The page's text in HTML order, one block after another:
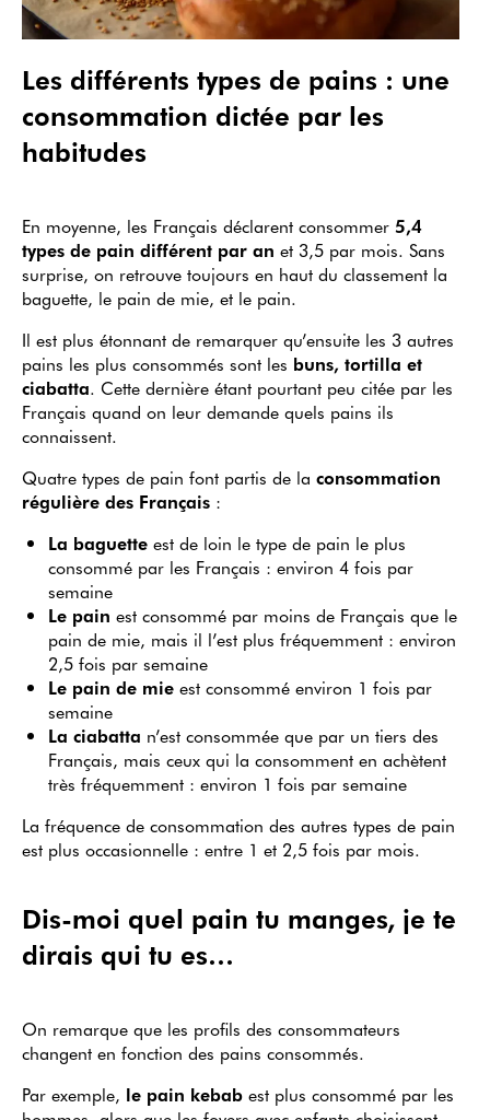
Les différents types de pains : une
consommation dictée par les
habitudes
En moyenne, les Français déclarent consommer 5,4
types de pain différent par an et 3,5 par mois. Sans
surprise, on retrouve toujours en haut du classement la
baguette, le pain de mie, et le pain.
Il est plus étonnant de remarquer qu’ensuite les 3 autres
pains les plus consommés sont les buns, tortilla et
ciabatta. Cette dernière étant pourtant peu citée par les
Français quand on leur demande quels pains ils
connaissent.
Quatre types de pain font partis de la consommation
régulière des Français :
La baguette est de loin le type de pain le plus
consommé par les Français : environ 4 fois par
semaine
Le pain est consommé par moins de Français que le
pain de mie, mais il l’est plus fréquemment : environ
2,5 fois par semaine
Le pain de mie est consommé environ 1 fois par
semaine
La ciabatta n’est consommée que par un tiers des
Français, mais ceux qui la consomment en achètent
très fréquemment : environ 1 fois par semaine
La fréquence de consommation des autres types de pain
est plus occasionnelle : entre 1 et 2,5 fois par mois.
Dis-moi quel pain tu manges, je te
dirais qui tu es…
On remarque que les profils des consommateurs
changent en fonction des pains consommés.
Par exemple, le pain kebab est plus consommé par les